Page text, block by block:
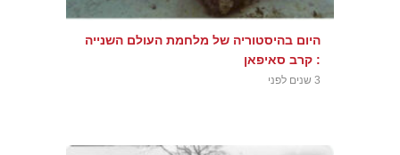
היום בהיסטוריה של מלחמת העולם השנייה
: קרב סאיפאן
3 שנים לפני